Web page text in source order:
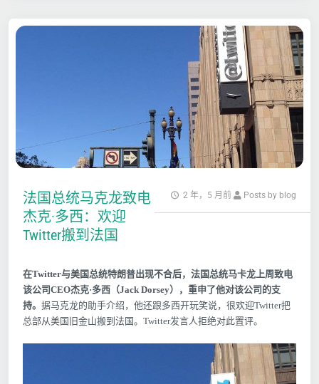
2 年，5 月前 Posts by blog
法国总统马克龙致电
杰克·多西：欢迎
Twitter搬到法国
在Twitter与美国总统特朗普出现不合后，法国总统马卡龙上周致电
该公司CEO杰克·多西（Jack Dorsey），重申了他对该公司的支
持。 据马克龙的助手介绍，他还跟多西开玩笑说，很欢迎Twitter把
总部从美国旧金山搬到法国。Twitter发言人拒绝对此置评。